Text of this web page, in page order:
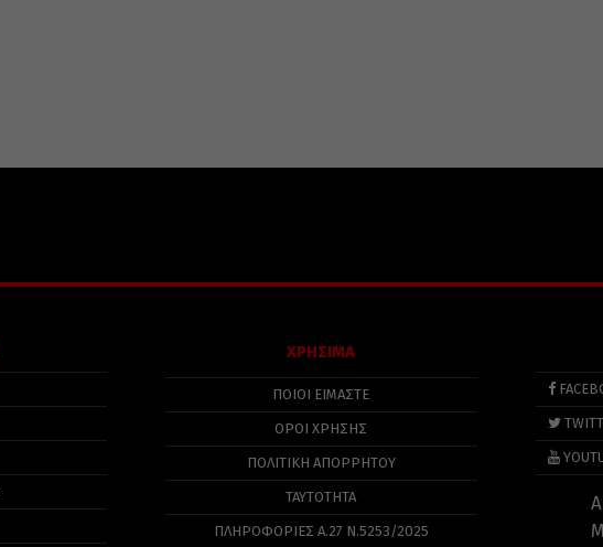
ΧΡΗΣΙΜΑ
ΠΟΙΟΙ ΕΙΜΑΣΤΕ
ΟΡΟΙ ΧΡΗΣΗΣ
ΠΟΛΙΤΙΚΉ ΑΠΟΡΡΉΤΟΥ
ΤΑΥΤΟΤΗΤΑ
ΠΛΗΡΟΦΟΡΊΕΣ Α.27 Ν.5253/2025